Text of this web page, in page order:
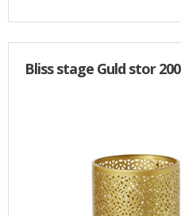
Bliss stage Guld stor